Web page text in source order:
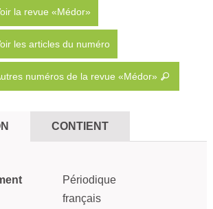
la revue «Médor»
les articles du numéro
numéros de la revue «Médor»
CONTIENT
Périodique
français